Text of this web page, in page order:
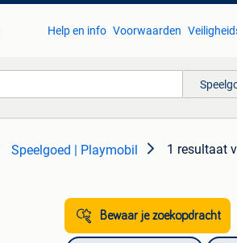
Help en info Voorwaarden
Speelgoed | Playmobil 1 resultaat
Bewaar je zoekopdracht